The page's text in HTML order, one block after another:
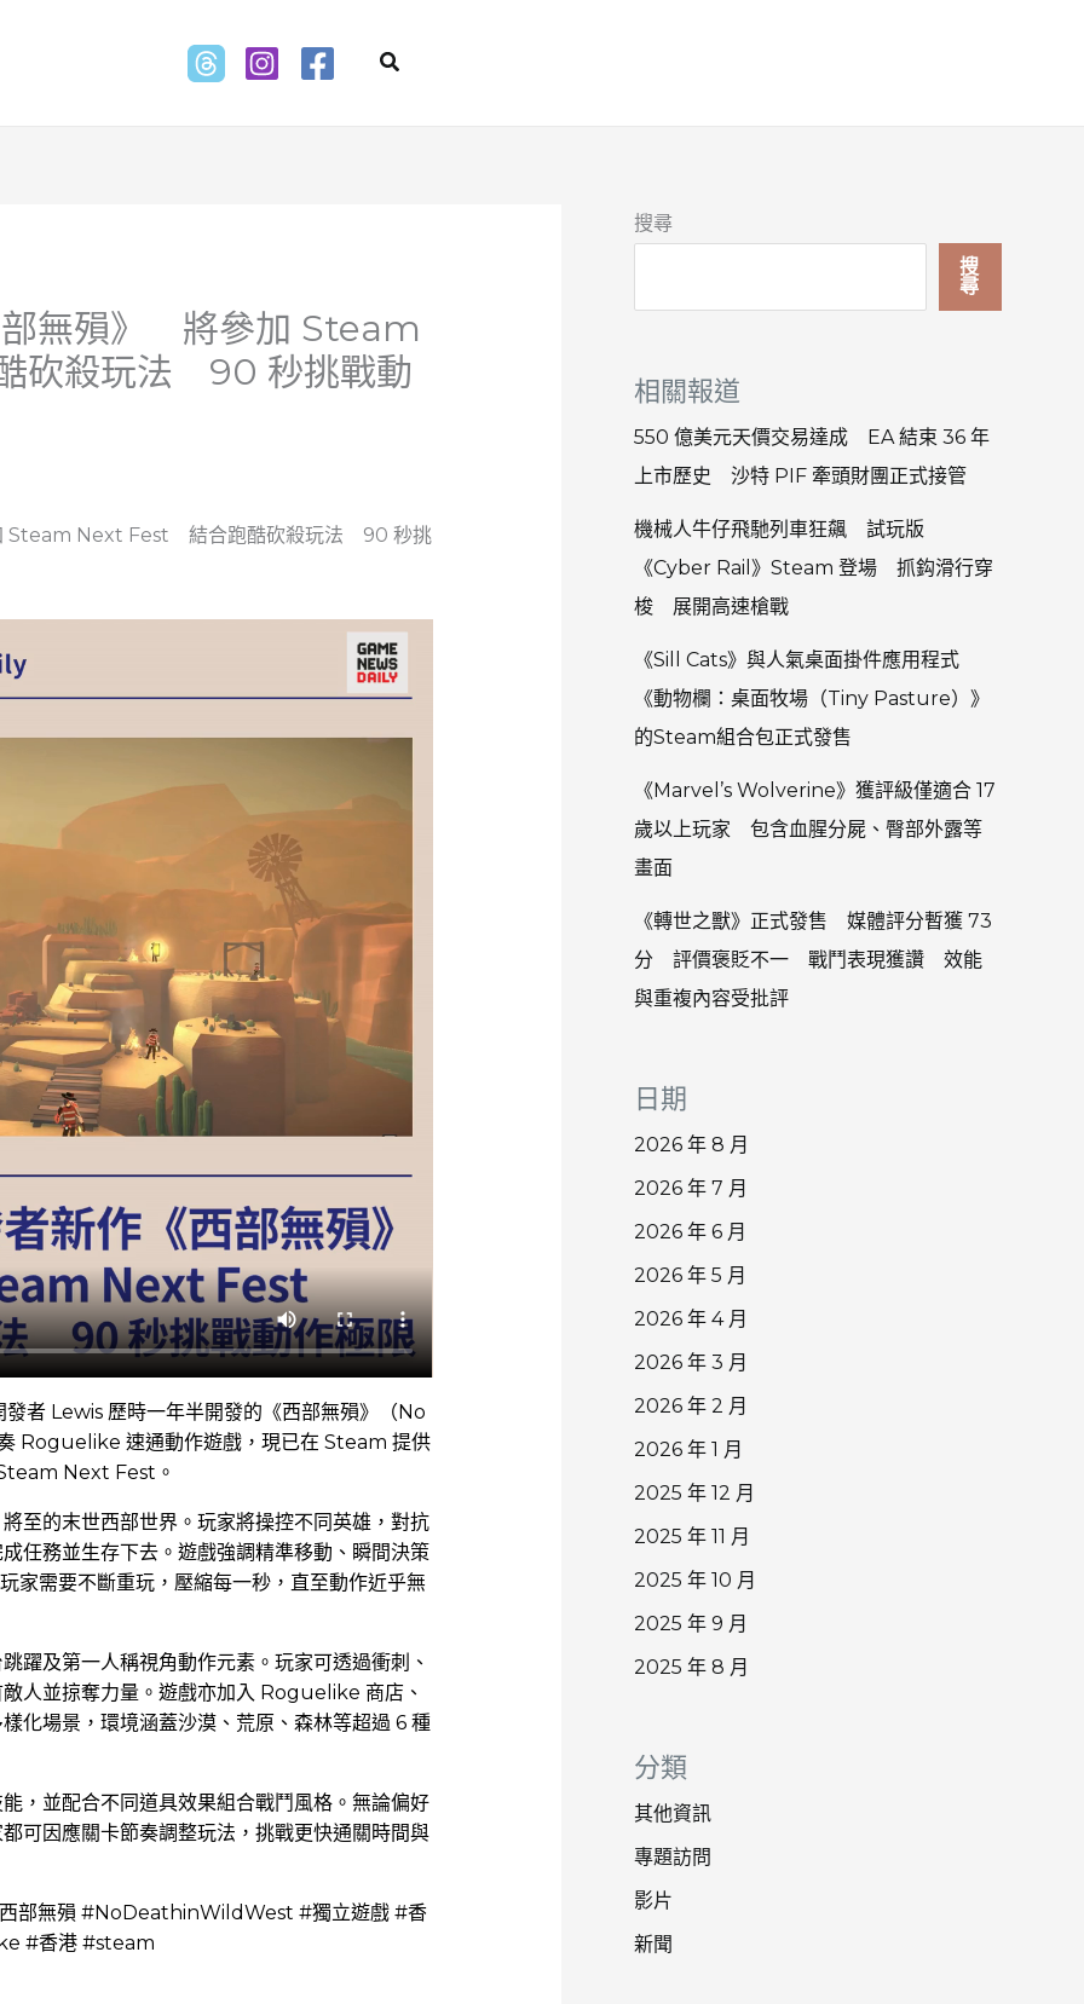
Search
部無殞》 將參加 Steam
砍殺玩法 90 秒挑戰動
Steam Next Fest 結合跑酷砍殺玩法 90 秒挑
者 Lewis 歷時一年半開發的《西部無殞》（No
Roguelike 速通動作遊戲，現已在 Steam 提供
Next Fest。
至的末世西部世界。玩家將操控不同英雄，對抗
任務並生存下去。遊戲強調精準移動、瞬間決策
家需要不斷重玩，壓縮每一秒，直至動作近乎無
躍及第一人稱視角動作元素。玩家可透過衝刺、
人並掠奪力量。遊戲亦加入 Roguelike 商店、
化場景，環境涵蓋沙漠、荒原、森林等超過 6 種
，並配合不同道具效果組合戰鬥風格。無論偏好
可因應關卡節奏調整玩法，挑戰更快通關時間與
部無殞 #NoDeathinWildWest #獨立遊戲 #香
#香港 #steam
搜尋
搜
尋
相關報道
550 億美元天價交易達成 EA 結束 36 年
上市歷史 沙特 PIF 牽頭財團正式接管
機械人牛仔飛馳列車狂飆 試玩版
《Cyber Rail》Steam 登場 抓鈎滑行穿
梭 展開高速槍戰
《Sill Cats》與人氣桌面掛件應用程式
《動物欄：桌面牧場（Tiny Pasture）》
的Steam組合包正式發售
《Marvel’s Wolverine》獲評級僅適合 17
歲以上玩家 包含血腥分屍、臀部外露等
畫面
《轉世之獸》正式發售 媒體評分暫獲 73
分 評價褒貶不一 戰鬥表現獲讚 效能
與重複內容受批評
日期
2026 年 8 月
2026 年 7 月
2026 年 6 月
2026 年 5 月
2026 年 4 月
2026 年 3 月
2026 年 2 月
2026 年 1 月
2025 年 12 月
2025 年 11 月
2025 年 10 月
2025 年 9 月
2025 年 8 月
分類
其他資訊
專題訪問
影片
新聞